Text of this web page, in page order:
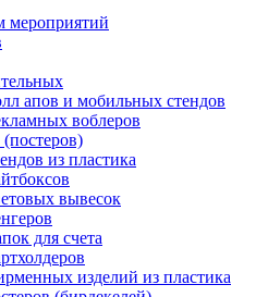
мероприятий
апов и мобильных стендов
воблеров
из пластика
вывесок
для счета
изделий из пластика